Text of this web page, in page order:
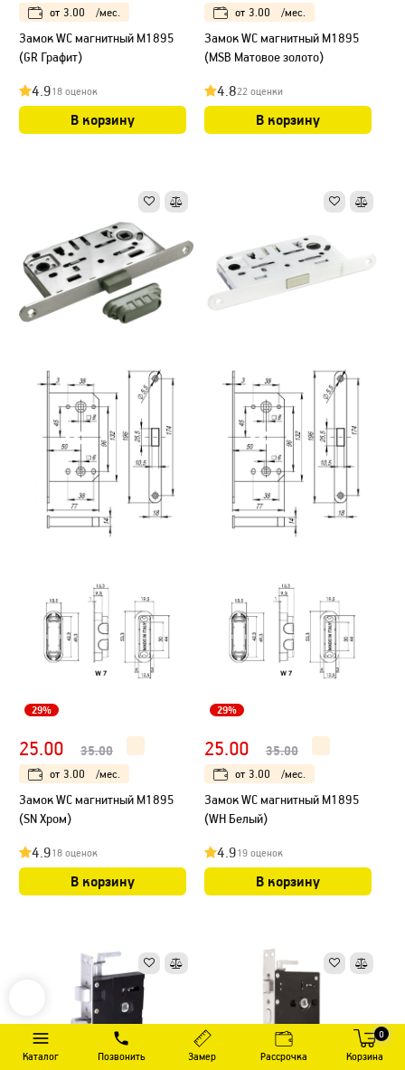
Каталог Позвонить Замер Рассрочка
0
Корзина
от 3.00 /мес.
Замок WC магнитный М1895
(GR Графит)
4.918 оценок
В корзину
от 3.00 /мес.
Замок WC магнитный М1895
(MSB Матовое золото)
4.822 оценки
В корзину
29%
25.00 35.00
от 3.00 /мес.
Замок WC магнитный М1895
(SN Хром)
4.918 оценок
В корзину
29%
25.00 35.00
от 3.00 /мес.
Замок WC магнитный М1895
(WH Белый)
4.919 оценок
В корзину